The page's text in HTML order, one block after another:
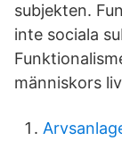
subjekten.
inte sociala
människors